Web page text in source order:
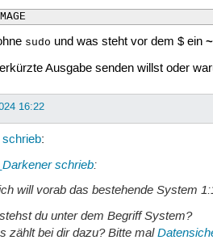
sudo und was steht vor dem $ ein ~
Ausgabe senden willst oder
16:22
schrieb:
schrieb:
will vorab das bestehende System
du unter dem Begriff System?
zählt bei dir dazu? Bitte mal